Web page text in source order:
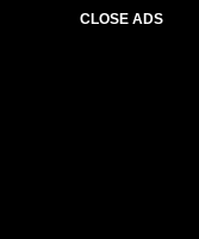
CLOSE ADS